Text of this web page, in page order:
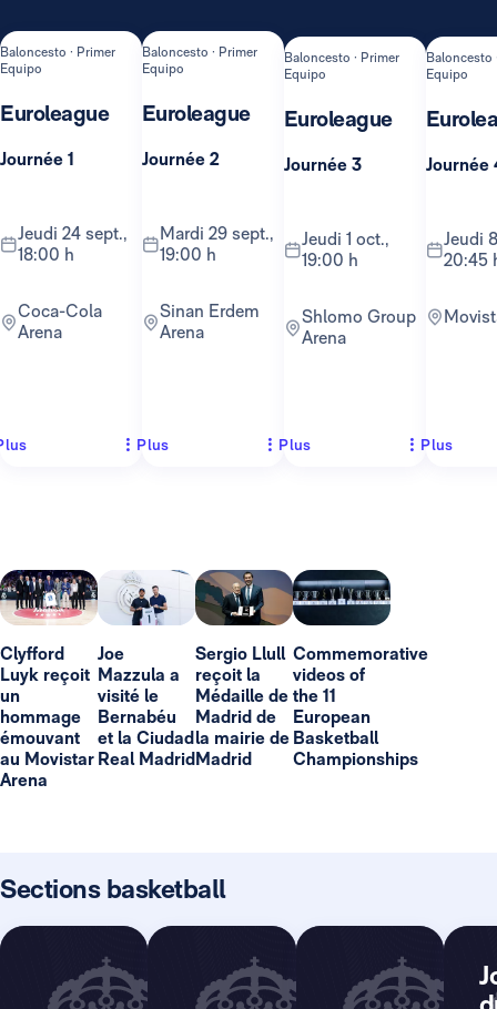
Baloncesto · Primer
Equipo
Euroleague
Journée 1
jeudi 24 sept.,
18:00 h
Coca-Cola
Arena
Baloncesto · Primer
Equipo
Euroleague
Journée 2
mardi 29 sept.,
19:00 h
Sinan Erdem
Arena
Plus
Baloncesto · Primer
Equipo
Euroleague
Journée 3
jeudi 1 oct.,
19:00 h
Shlomo Group
Arena
Plus
Baloncesto
Equipo
Journée
jeudi 8 oct.,
20:45
Plus
Clyfford
Luyk reçoit
un
hommage
émouvant
au Movistar
Arena
Joe
Mazzula a
visité le
Bernabéu
et la Ciudad
Real Madrid
Sergio Llull
reçoit la
Médaille de
Madrid de
la mairie de
Madrid
Commemorative
videos of
the 11
European
Basketball
Championships
Sections basketball